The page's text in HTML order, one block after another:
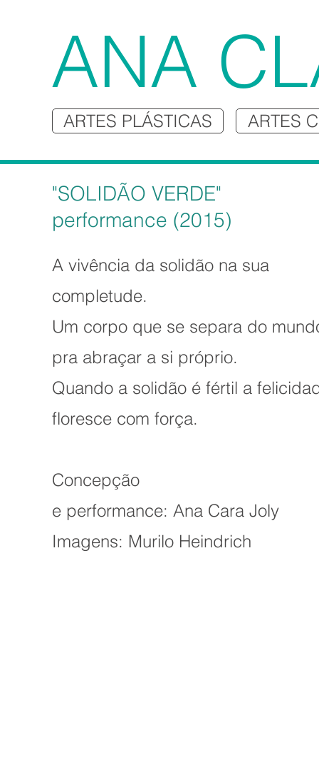
ANA
ARTES PLÁSTICAS ARTES
"SOLIDÃO VERDE"
performance (2015)
A vivência da solidão na sua
completude.
Um corpo que se separa do
pra abraçar a si próprio.
Quando a solidão é fértil a
floresce com força.
Concepção
e performance: Ana Cara Joly
Imagens: Murilo Heindrich